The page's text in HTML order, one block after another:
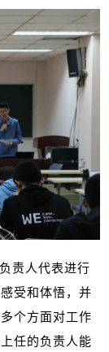
责人代表进行
受和体悟，并
个方面对工作
任的负责人能